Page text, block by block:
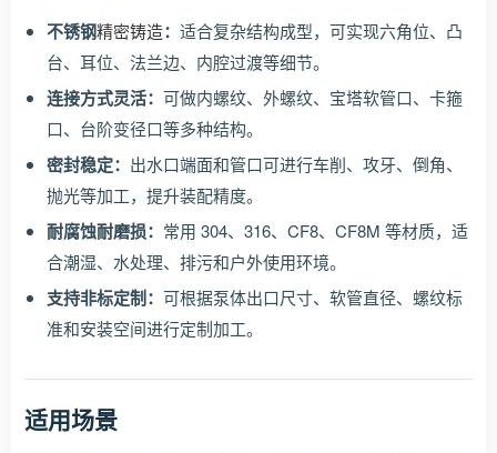
不锈钢精密铸造： 适合复杂结构成型，可实现六角位、凸
台、耳位、法兰边、内腔过渡等细节。
连接方式灵活： 可做内螺纹、外螺纹、宝塔软管口、卡箍
口、台阶变径口等多种结构。
密封稳定： 出水口端面和管口可进行车削、攻牙、倒角、
抛光等加工，提升装配精度。
耐腐蚀耐磨损： 常用 304、316、CF8、CF8M 等材质，适
合潮湿、水处理、排污和户外使用环境。
支持非标定制： 可根据泵体出口尺寸、软管直径、螺纹标
准和安装空间进行定制加工。
适用场景